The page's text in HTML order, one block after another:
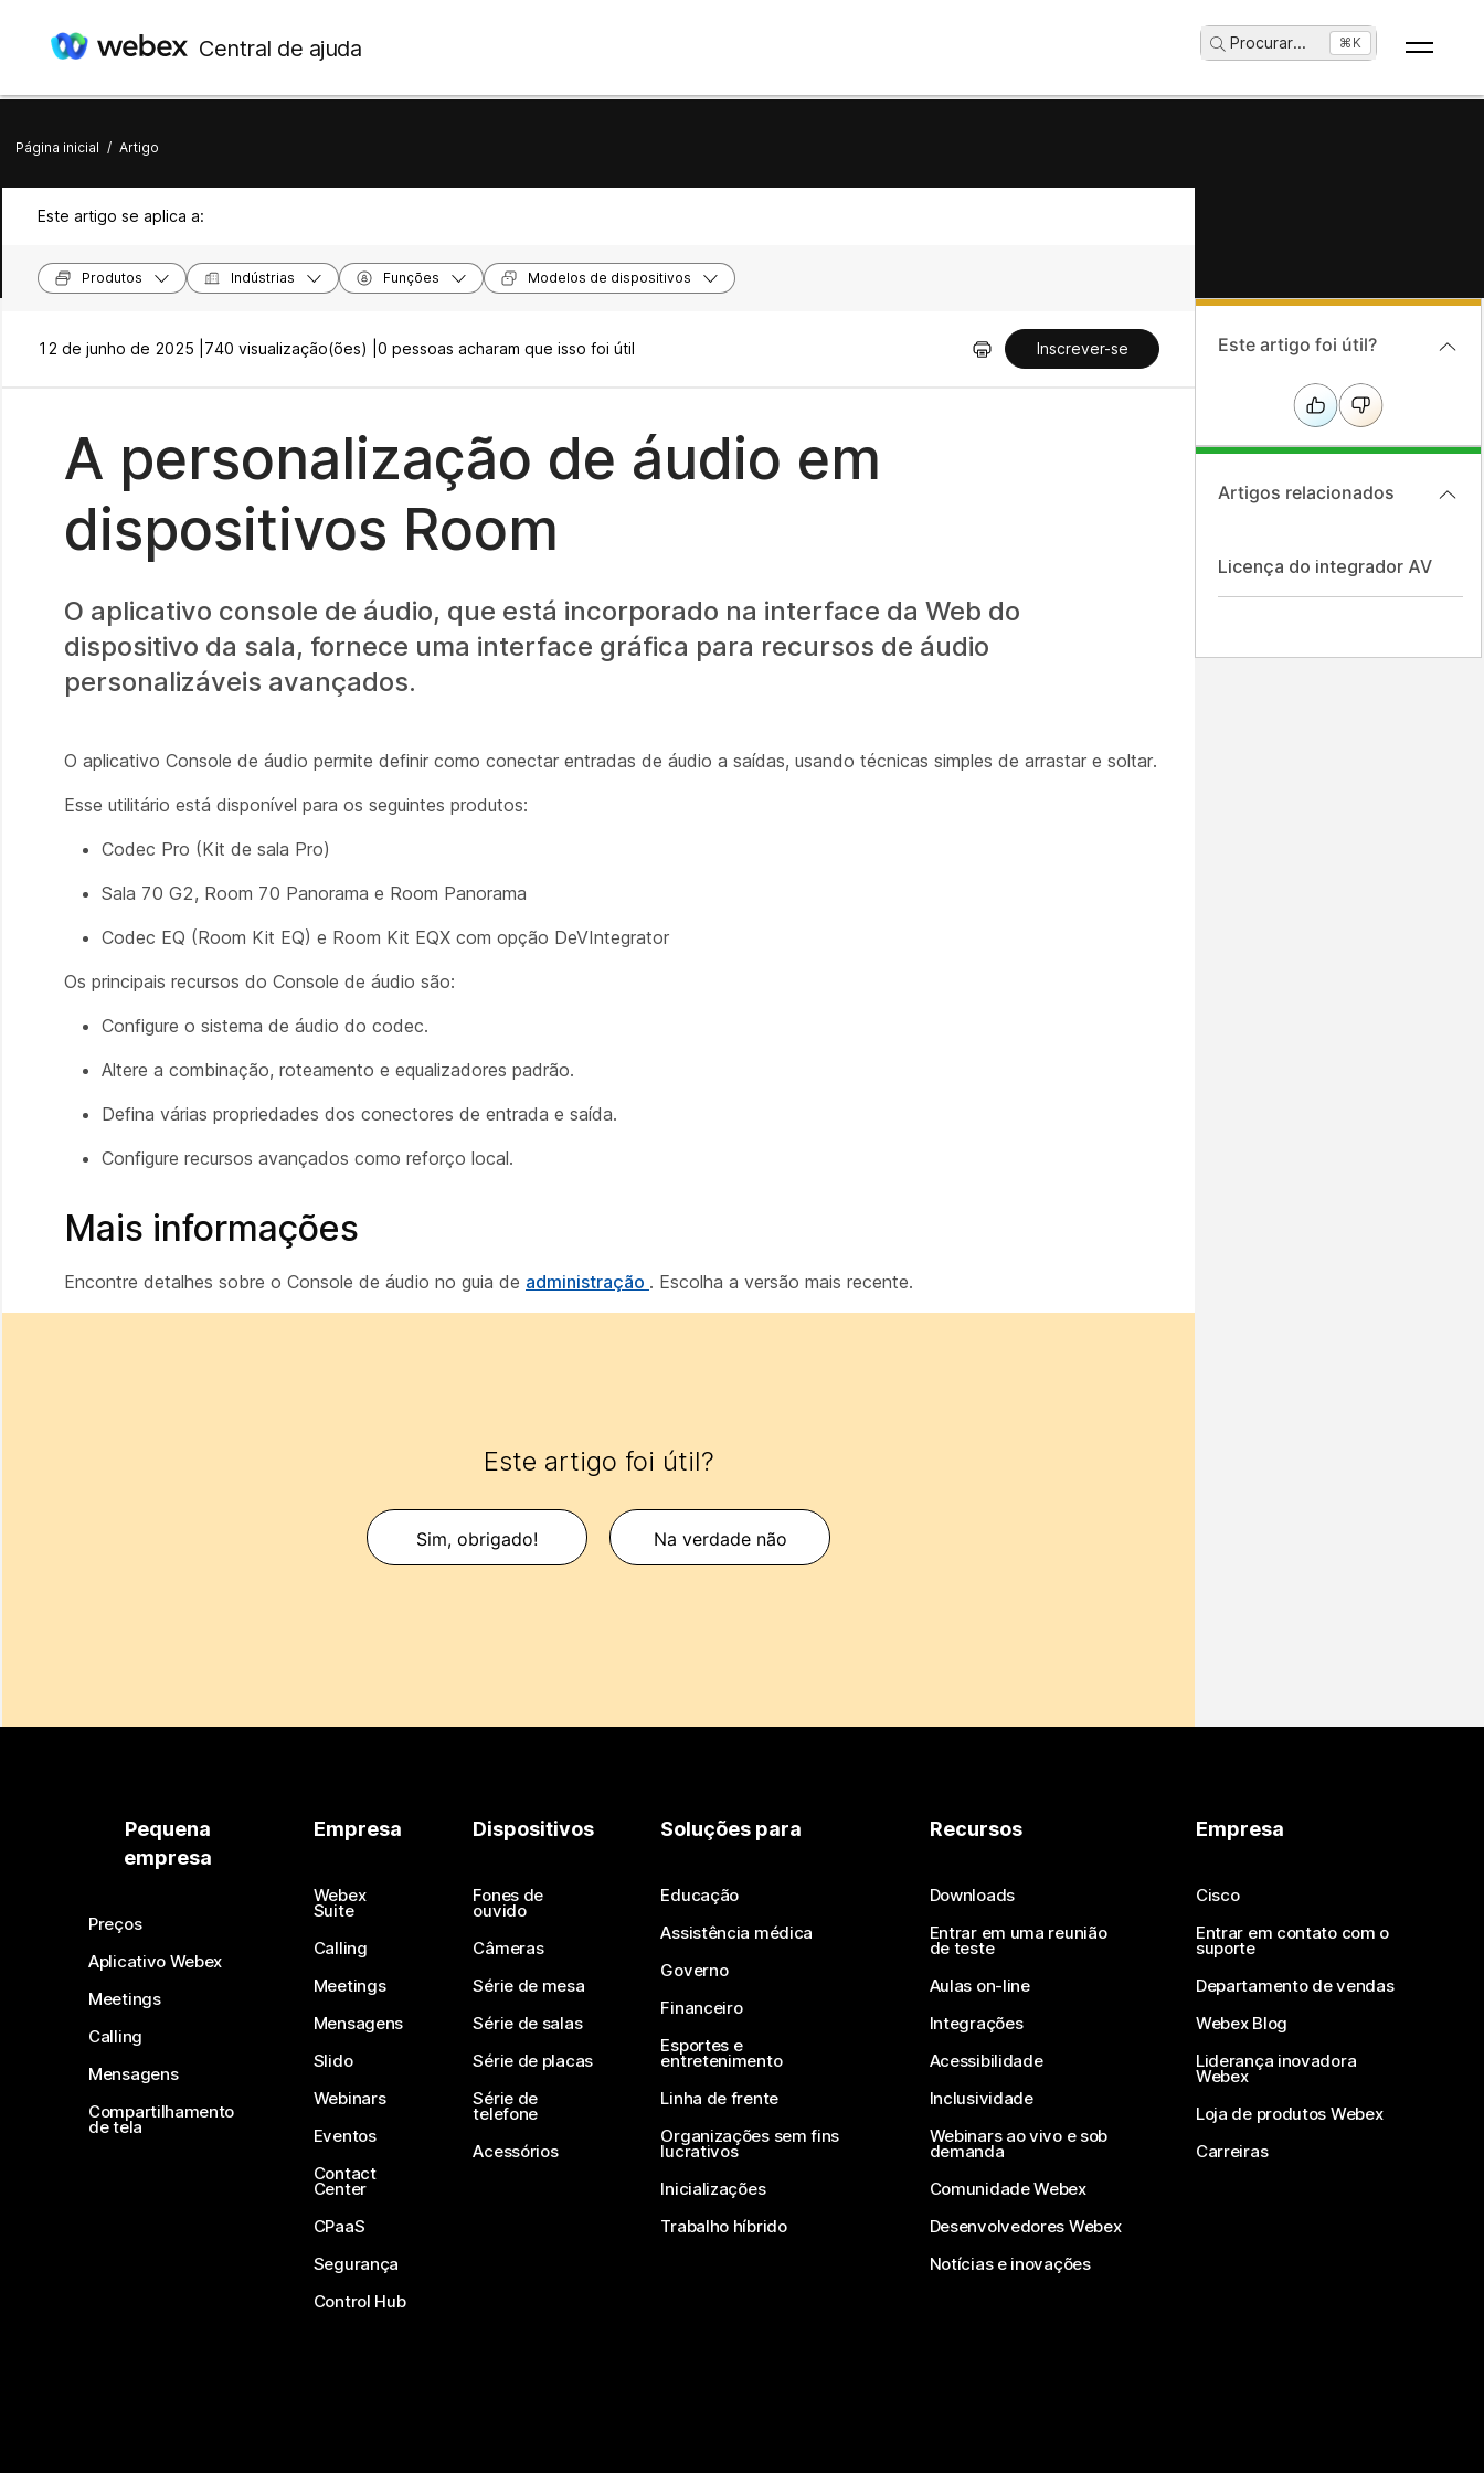
Central de ajuda Procurar... ⌘K
Página inicial / Artigo
Este artigo se aplica a:
Produtos Indústrias Funções Modelos de dispositivos
12 de junho de 2025 | 740 visualização(ões) | 0 pessoas acharam que isso foi útil Inscrever-se
A personalização de áudio em
dispositivos Room
O aplicativo console de áudio, que está incorporado na interface da Web do
dispositivo da sala, fornece uma interface gráfica para recursos de áudio
personalizáveis avançados.
O aplicativo Console de áudio permite definir como conectar entradas de áudio a saídas, usando técnicas simples de arrastar e soltar.
Esse utilitário está disponível para os seguintes produtos:
Codec Pro (Kit de sala Pro)
Sala 70 G2, Room 70 Panorama e Room Panorama
Codec EQ (Room Kit EQ) e Room Kit EQX com opção DeVIntegrator
Os principais recursos do Console de áudio são:
Configure o sistema de áudio do codec.
Altere a combinação, roteamento e equalizadores padrão.
Defina várias propriedades dos conectores de entrada e saída.
Configure recursos avançados como reforço local.
Mais informações
Encontre detalhes sobre o Console de áudio no guia de administração . Escolha a versão mais recente.
Este artigo foi útil?
Sim, obrigado! Na verdade não
Este artigo foi útil?
Artigos relacionados
Licença do integrador AV
Pequena
empresa
Preços
Aplicativo Webex
Meetings
Calling
Mensagens
Compartilhamento
de tela
Empresa
Webex
Suite
Calling
Meetings
Mensagens
Slido
Webinars
Eventos
Contact
Center
CPaaS
Segurança
Control Hub
Dispositivos
Fones de
ouvido
Câmeras
Série de mesa
Série de salas
Série de placas
Série de
telefone
Acessórios
Soluções para
Educação
Assistência médica
Governo
Financeiro
Esportes e
entretenimento
Linha de frente
Organizações sem fins
lucrativos
Inicializações
Trabalho híbrido
Recursos
Downloads
Entrar em uma reunião
de teste
Aulas on-line
Integrações
Acessibilidade
Inclusividade
Webinars ao vivo e sob
demanda
Comunidade Webex
Desenvolvedores Webex
Notícias e inovações
Empresa
Cisco
Entrar em contato com o
suporte
Departamento de vendas
Webex Blog
Liderança inovadora
Webex
Loja de produtos Webex
Carreiras